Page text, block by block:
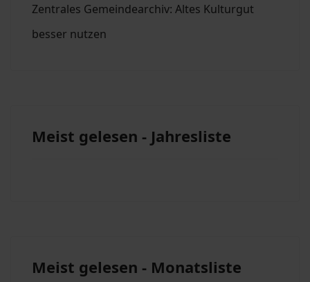
Zentrales Gemeindearchiv: Altes Kulturgut
besser nutzen
Meist gelesen - Jahresliste
Meist gelesen - Monatsliste